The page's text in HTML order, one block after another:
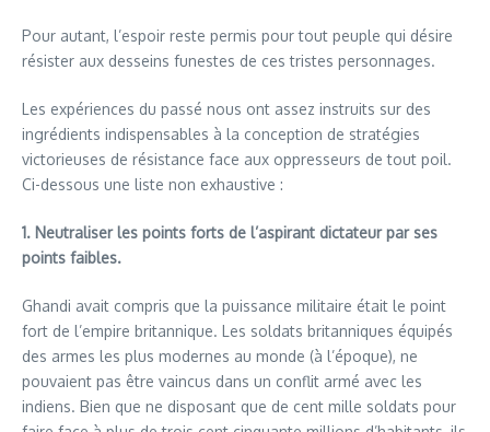
Pour autant, l’espoir reste permis pour tout peuple qui désire
résister aux desseins funestes de ces tristes personnages.
Les expériences du passé nous ont assez instruits sur des
ingrédients indispensables à la conception de stratégies
victorieuses de résistance face aux oppresseurs de tout poil.
Ci-dessous une liste non exhaustive :
1. Neutraliser les points forts de l’aspirant dictateur par ses
points faibles.
Ghandi avait compris que la puissance militaire était le point
fort de l’empire britannique. Les soldats britanniques équipés
des armes les plus modernes au monde (à l’époque), ne
pouvaient pas être vaincus dans un conflit armé avec les
indiens. Bien que ne disposant que de cent mille soldats pour